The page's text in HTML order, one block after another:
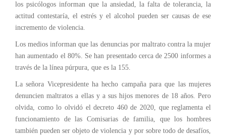
los psicólogos informan que la ansiedad, la falta de tolerancia, la
actitud contestaría, el estrés y el alcohol pueden ser causas de ese
incremento de violencia.
Los medios informan que las denuncias por maltrato contra la mujer
han aumentado el 80%. Se han presentado cerca de 2500 informes a
través de la línea púrpura, que es la 155.
La señora Vicepresidente ha hecho campaña para que las mujeres
denuncien maltratos a ellas y a sus hijos menores de 18 años. Pero
olvida, como lo olvidó el decreto 460 de 2020, que reglamenta el
funcionamiento de las Comisarias de familia, que los hombres
también pueden ser objeto de violencia y por sobre todo de desafíos,